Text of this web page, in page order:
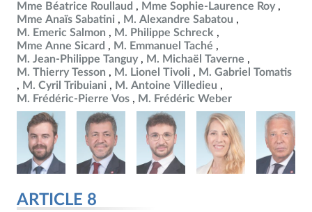
Mme Béatrice Roullaud
Mme Sophie-Laurence Roy
Mme Anaïs Sabatini
M. Alexandre Sabatou
M. Emeric Salmon
M. Philippe Schreck
Mme Anne Sicard
M. Emmanuel Taché
M. Jean-Philippe Tanguy
M. Michaël Taverne
M. Thierry Tesson
M. Lionel Tivoli
M. Gabriel Tomatis
M. Cyril Tribuiani
M. Antoine Villedieu
M. Frédéric-Pierre Vos
M. Frédéric Weber
ARTICLE 8